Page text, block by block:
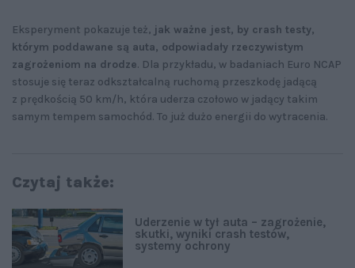
Eksperyment pokazuje też, jak ważne jest, by crash testy,
którym poddawane są auta, odpowiadały rzeczywistym
zagrożeniom na drodze. Dla przykładu, w badaniach Euro NCAP
stosuje się teraz odkształcalną ruchomą przeszkodę jadącą
z prędkością 50 km/h, która uderza czołowo w jadący takim
samym tempem samochód. To już dużo energii do wytracenia.
Czytaj także:
Uderzenie w tył auta – zagrożenie,
skutki, wyniki crash testów,
systemy ochrony